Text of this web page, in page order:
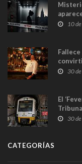
y las10
en30
El
30
CATEGORÍAS